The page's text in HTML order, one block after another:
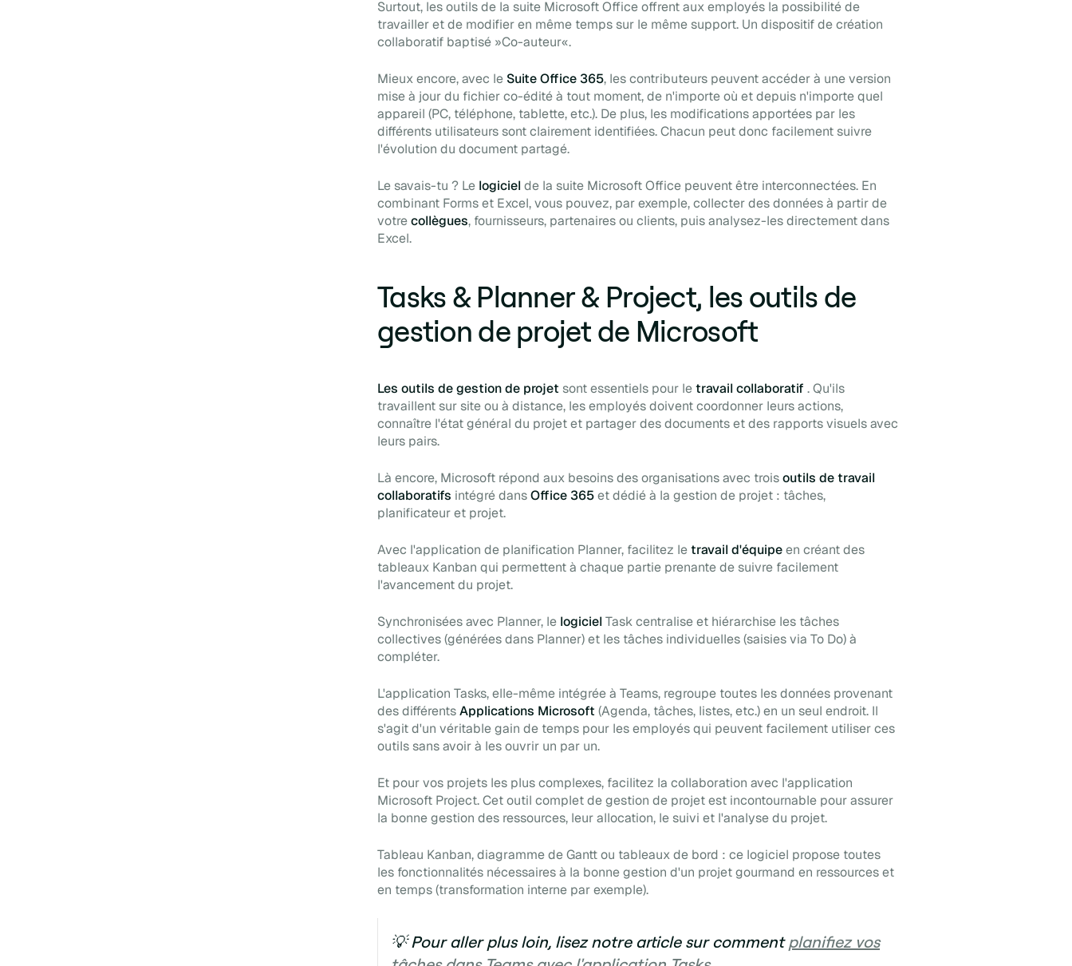
Surtout, les outils de la suite Microsoft Office offrent aux employés la possibilité de
travailler et de modifier en même temps sur le même support. Un dispositif de création
collaboratif baptisé »Co-auteur«.
Mieux encore, avec le Suite Office 365, les contributeurs peuvent accéder à une version
mise à jour du fichier co-édité à tout moment, de n'importe où et depuis n'importe quel
appareil (PC, téléphone, tablette, etc.). De plus, les modifications apportées par les
différents utilisateurs sont clairement identifiées. Chacun peut donc facilement suivre
l'évolution du document partagé.
Le savais-tu ? Le logiciel de la suite Microsoft Office peuvent être interconnectées. En
combinant Forms et Excel, vous pouvez, par exemple, collecter des données à partir de
votrecollègues, fournisseurs, partenaires ou clients, puis analysez-les directement dans
Excel.
Tasks & Planner & Project, les outils de
gestion de projet de Microsoft
Les outils de gestion de projet sont essentiels pour letravail collaboratif . Qu'ils
travaillent sur site ou à distance, les employés doivent coordonner leurs actions,
connaître l'état général du projet et partager des documents et des rapports visuels avec
leurs pairs.
Là encore, Microsoft répond aux besoins des organisations avec troisoutils de travail
collaboratifs intégré dansOffice 365et dédié à la gestion de projet : tâches,
planificateur et projet.
Avec l'application de planification Planner, facilitez letravail d'équipeen créant des
tableaux Kanban qui permettent à chaque partie prenante de suivre facilement
l'avancement du projet.
Synchronisées avec Planner, le logiciel Task centralise et hiérarchise les tâches
collectives (générées dans Planner) et les tâches individuelles (saisiesvia To Do) à
compléter.
L'application Tasks, elle-même intégrée à Teams, regroupe toutes les données provenant
des différentsApplications Microsoft (Agenda, tâches, listes, etc.) en un seul endroit. Il
s'agit d'un véritable gain de temps pour les employés qui peuvent facilement utiliser ces
outils sans avoir à les ouvrir un par un.
Et pour vos projets les plus complexes, facilitez la collaboration avec l'application
Microsoft Project. Cet outil complet de gestion de projet est incontournable pour assurer
la bonne gestion des ressources, leur allocation, le suivi et l'analyse du projet.
Tableau Kanban, diagramme de Gantt ou tableaux de bord : ce logiciel propose toutes
les fonctionnalités nécessaires à la bonne gestion d'un projet gourmand en ressources et
en temps (transformation interne par exemple).
💡 Pour aller plus loin, lisez notre article sur commentplanifiez vos